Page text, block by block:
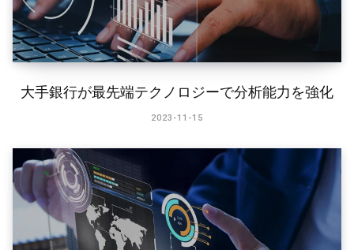
大手銀行が最先端テクノロジーで分析能力を強化
2023-11-15